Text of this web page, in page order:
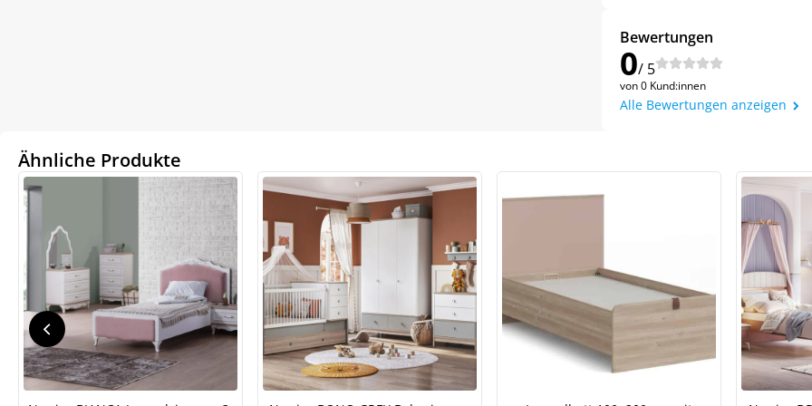
Bewertungen
0/ 5
von 0 Kund:innen
Alle Bewertungen anzeigen
Ähnliche Produkte
auf Ihre erste Bestellung sichern!
Meinen Code senden
Bleiben Sie auf dem Laufenden über Neuigkeiten und
Weitere Informationen darüber, wie wir Ihre Daten für Marketingkommunikation
verarbeiten. Lesen Sie unsere